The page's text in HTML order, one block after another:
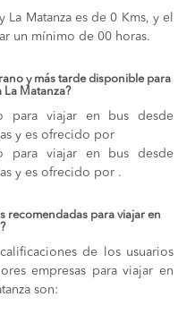
La Matanza es de 0 Kms, y el
un mínimo de 00 horas.
y más tarde disponible para
La Matanza?
para viajar en bus desde
y es ofrecido por
para viajar en bus desde
y es ofrecido por .
recomendadas para viajar en
de los usuarios
empresas para viajar en
son: